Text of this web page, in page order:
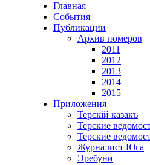
Главная
События
Публикации
Архив номеров
2011
2012
2013
2014
2015
Приложения
Терскiй казакъ
Терские
Терские
Журналист Юга
Эребуни